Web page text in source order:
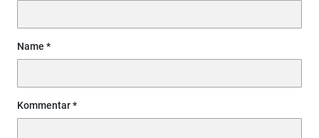
Name
Kommentar